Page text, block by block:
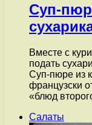
Суп-
Вместе с
подать
Суп-пюре из
французски
«блюд
Салаты